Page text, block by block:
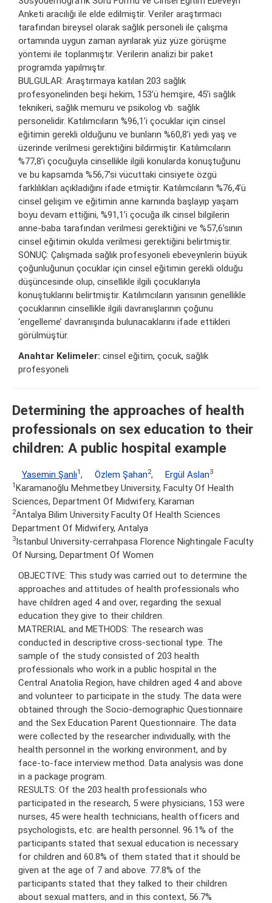
Anketi aracılığı ile elde edilmiştir. Veriler araştırmacı
tarafından bireysel olarak sağlık personeli ile çalışma
ortamında uygun zaman ayrılarak yüz yüze görüşme
yöntemi ile toplanmıştır. Verilerin analizi bir paket
programda yapılmıştır.
BULGULAR: Araştırmaya katılan 203 sağlık
profesyonelinden beşi hekim, 153’ü hemşire, 45’i sağlık
teknikeri, sağlık memuru ve psikolog vb. sağlık
personelidir. Katılımcıların %96,1’i çocuklar için cinsel
eğitimin gerekli olduğunu ve bunların %60,8’i yedi yaş ve
üzerinde verilmesi gerektiğini bildirmiştir. Katılımcıların
%77,8’i çocuğuyla cinsellikle ilgili konularda konuştuğunu
ve bu kapsamda %56,7’si vücuttaki cinsiyete özgü
farklılıkları açıkladığını ifade etmiştir. Katılımcıların %76,4’ü
cinsel gelişim ve eğitimin anne karnında başlayıp yaşam
boyu devam ettiğini, %91,1’i çocuğa ilk cinsel bilgilerin
anne-baba tarafından verilmesi gerektiğini ve %57,6’sının
cinsel eğitimin okulda verilmesi gerektiğini belirtmiştir.
SONUÇ: Çalışmada sağlık profesyoneli ebeveynlerin büyük
çoğunluğunun çocuklar için cinsel eğitimin gerekli olduğu
düşüncesinde olup, cinsellikle ilgili çocuklarıyla
konuştuklarını belirtmiştir. Katılımcıların yarısının genellikle
çocuklarının cinsellikle ilgili davranışlarının çoğunu
‘engelleme’ davranışında bulunacaklarını ifade ettikleri
görülmüştür.
Anahtar Kelimeler: cinsel eğitim, çocuk, sağlık
profesyoneli
Determining the approaches of health
professionals on sex education to their
children: A public hospital example
Yasemin Şanlı1 , Özlem Şahan2, Ergül Aslan3
1 Karamanoğlu Mehmetbey University, Faculty Of Health
Sciences, Department Of Midwifery, Karaman
2Antalya Bilim University Faculty Of Health Sciences
Department Of Midwifery, Antalya
3Istanbul University-cerrahpasa Florence Nightingale Faculty
Of Nursing, Department Of Women
OBJECTIVE: This study was carried out to determine the
approaches and attitudes of health professionals who
have children aged 4 and over, regarding the sexual
education they give to their children.
MATRERIAL and METHODS: The research was
conducted in descriptive cross-sectional type. The
sample of the study consisted of 203 health
professionals who work in a public hospital in the
Central Anatolia Region, have children aged 4 and above
and volunteer to participate in the study. The data were
obtained through the Socio-demographic Questionnaire
and the Sex Education Parent Questionnaire. The data
were collected by the researcher individually, with the
health personnel in the working environment, and by
face-to-face interview method. Data analysis was done
in a package program.
RESULTS: Of the 203 health professionals who
participated in the research, 5 were physicians, 153 were
nurses, 45 were health technicians, health officers and
psychologists, etc. are health personnel. 96.1% of the
participants stated that sexual education is necessary
for children and 60.8% of them stated that it should be
given at the age of 7 and above. 77.8% of the
participants stated that they talked to their children
about sexual matters, and in this context, 56.7%